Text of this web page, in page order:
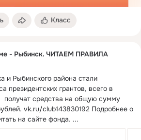
Класс
- Рыбинск. ЧИТАЕМ ПРАВИЛА
и Рыбинского района стали
президентских грантов, всего в
получат средства на общую сумму
vk.ru/club143830192 Подробнее о
на сайте фонда. ...